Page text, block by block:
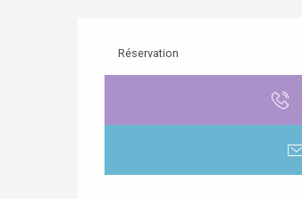
Réservation